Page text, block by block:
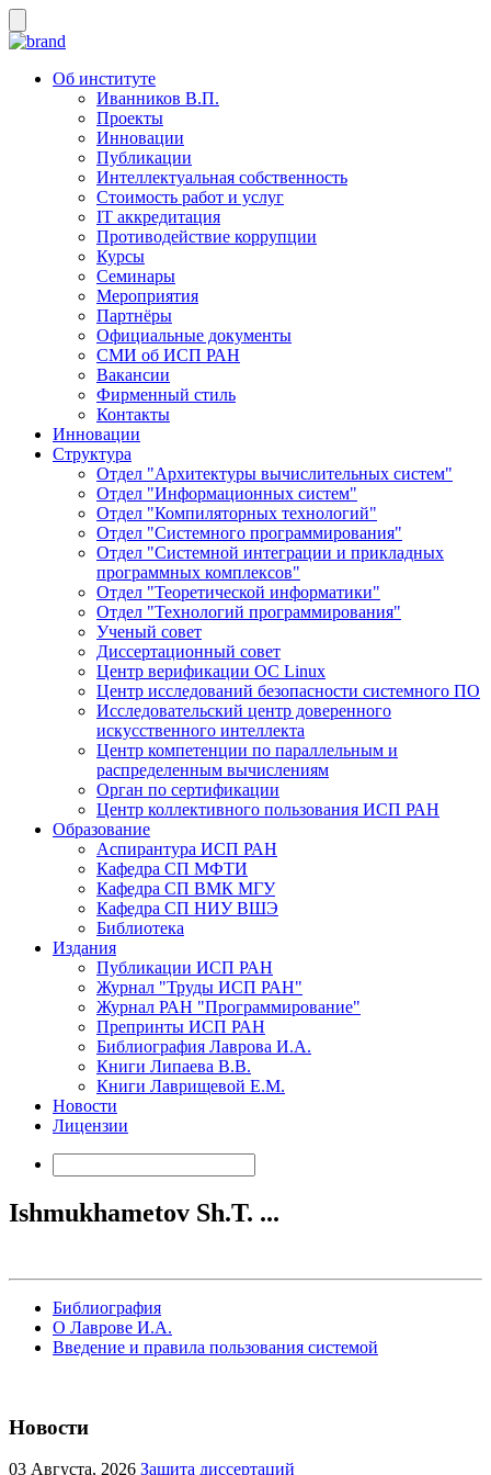
Об институте
Иванников В.П.
Проекты
Инновации
Публикации
Интеллектуальная собственность
Стоимость работ и услуг
IT аккредитация
Противодействие коррупции
Курсы
Семинары
Мероприятия
Партнёры
Официальные документы
СМИ об ИСП РАН
Вакансии
Фирменный стиль
Контакты
Инновации
Структура
Отдел "Архитектуры вычислительных систем"
Отдел "Информационных систем"
Отдел "Компиляторных технологий"
Отдел "Системного программирования"
Отдел "Системной интеграции и прикладных
программных комплексов"
Отдел "Теоретической информатики"
Отдел "Технологий программирования"
Ученый совет
Диссертационный совет
Центр верификации ОС Linux
Центр исследований безопасности системного ПО
Исследовательский центр доверенного
искусственного интеллекта
Центр компетенции по параллельным и
распределенным вычислениям
Орган по сертификации
Центр коллективного пользования ИСП РАН
Образование
Аспирантура ИСП РАН
Кафедра СП МФТИ
Кафедра СП ВМК МГУ
Кафедра СП НИУ ВШЭ
Библиотека
Издания
Публикации ИСП РАН
Журнал "Труды ИСП РАН"
Журнал РАН "Программирование"
Препринты ИСП РАН
Библиография Лаврова И.А.
Книги Липаева В.В.
Книги Лаврищевой Е.М.
Новости
Лицензии
Ishmukhametov Sh.Т. ...
Библиография
О Лаврове И.А.
Введение и правила пользования системой
Новости
03 Августа, 2026 Защита диссертаций